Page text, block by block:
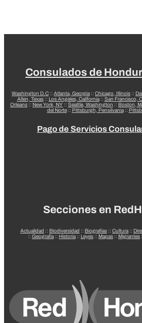
Consulados de
Washington D.C :: Atlanta, Georgia :: Chicago, Illinois ::
Allen, Texas:: Los Angeles, California:: San Francisco,
Orleans :: New York, NY :: Seattle, Washington :: Boston,
del Norte:: Pittsburgh, Pensilvania::
Pago de Servicios
Secciones en
Actualidad :: Biodiversidad :: Biografías :: Cultura ::
:: Geografía :: Historia :: Leyes :: Mapas :: Migrantes